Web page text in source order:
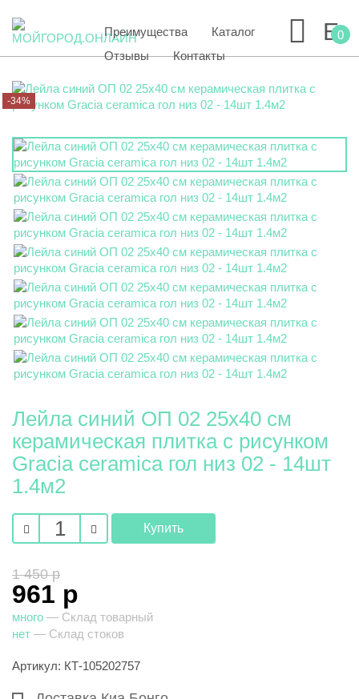
Преимущества
Каталог
Отзывы
Контакты
0
-34%
Лейла синий ОП 02 25х40 см
керамическая плитка с рисунком
Gracia ceramica гол низ 02 - 14шт
1.4м2
1 450 р
961 р
много — Склад товарный
нет — Склад стоков
Артикул: КТ-105202757